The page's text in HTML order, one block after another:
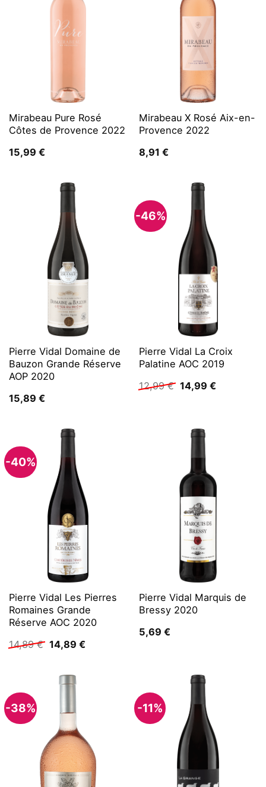
Mirabeau Pure Rosé
Côtes de Provence 2022
15,99 €
Mirabeau X Rosé Aix-en-
Provence 2022
8,91 €
Pierre Vidal Domaine de
Bauzon Grande Réserve
AOP 2020
15,89 €
-46%
Pierre Vidal La Croix
Palatine AOC 2019
12,99€ Ursprünglicher
Preis
14,99 €Aktueller
-40%
Pierre Vidal Les Pierres
Romaines Grande
Réserve AOC 2020
14,89€ Ursprünglicher
Preis
14,89 €
14,89 €Aktueller
Pierre Vidal Marquis de
Bressy 2020
5,69 €
-38% -11%